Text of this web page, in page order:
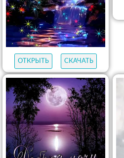
ОТКРЫТЬ СКАЧАТЬ